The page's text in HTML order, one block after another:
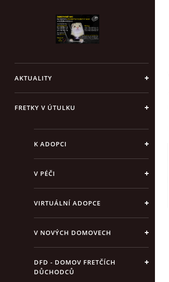
AKTUALITY
FRETKY V ÚTULKU
K ADOPCI
V PÉČI
VIRTUÁLNÍ ADOPCE
V NOVÝCH DOMOVECH
DFD - DOMOV FRETČÍCH
DŮCHODCŮ